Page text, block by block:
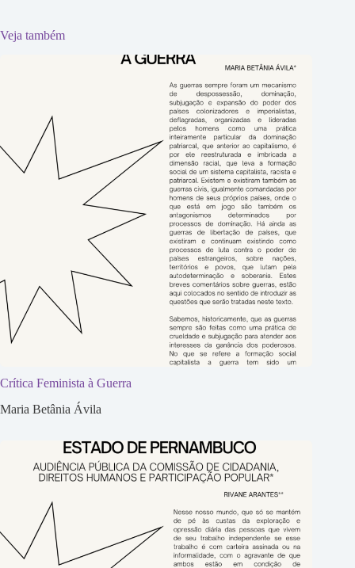
Veja também
Crítica Feminista à Guerra
Maria Betânia Ávila